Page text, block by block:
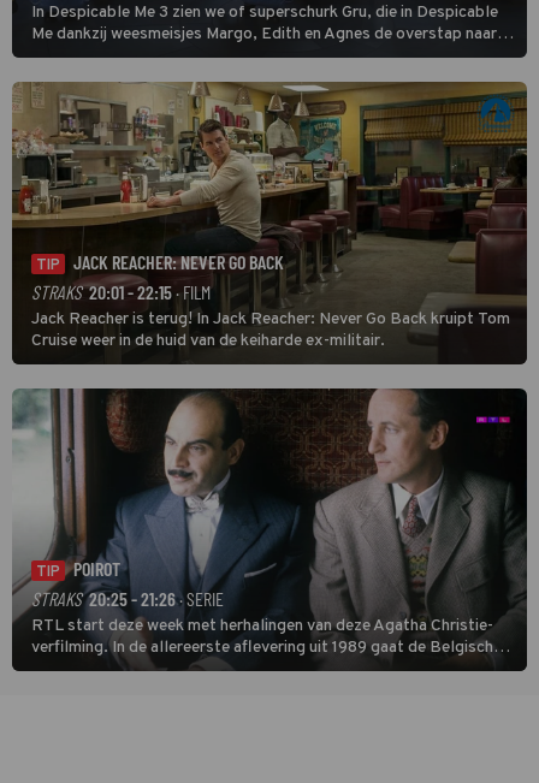
In Despicable Me 3 zien we of superschurk Gru, die in Despicable
Me dankzij weesmeisjes Margo, Edith en Agnes de overstap naar
het rechte pad maakte, ook op dat pad weet te blijven.
TIP
JACK REACHER: NEVER GO BACK
STRAKS 20:01 - 22:15· FILM
Jack Reacher is terug! In Jack Reacher: Never Go Back kruipt Tom
Cruise weer in de huid van de keiharde ex-militair.
TIP
POIROT
STRAKS 20:25 - 21:26· SERIE
RTL start deze week met herhalingen van deze Agatha Christie-
verfilming. In de allereerste aflevering uit 1989 gaat de Belgische
speurder op zoek naar een vermiste kok. Poirot raakt al snel